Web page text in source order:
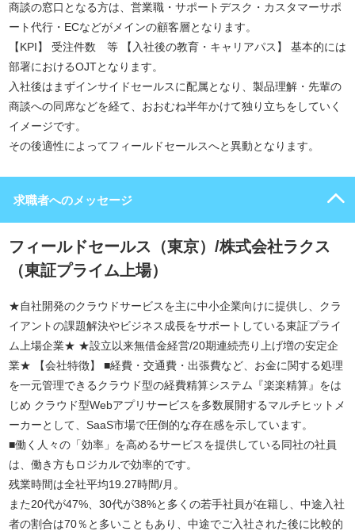
商談の窓口となる方は、営業職・サポートデスク・カスタマーサポ
ート代行・ECなどがメインの顧客層となります。
【KPI】 受注件数 等 【入社後の教育・キャリアパス】 基本的には
部署におけるOJTとなります。
入社後はまずインサイドセールスに配属となり、製品理解・先輩の
商談への同席などを経て、おおむね半年かけて独り立ちをしていく
イメージです。
その後適性によってフィールドセールスへと異動となります。
求職者へのメッセージ
フィールドセールス（東京）/株式会社ラクス
（東証プライム上場）
★自社開発のクラウドサービスを主に中小企業向けに提供し、クラ
イアントの課題解決やビジネス成長をサポートしている東証プライ
ム上場企業★ ★設立以来無借金経営/20期連続売り上げ増の安定企
業★ 【会社特徴】 ■経費・交通費・出張費など、お金に関する処理
を一元管理できるクラウド型の経費精算システム『楽楽精算』をは
じめ クラウド型Webアプリサービスを多数展開するマルチヒットメ
ーカーとして、SaaS市場で圧倒的な存在感を示しています。
■働く人々の「効率」を高めるサービスを提供している同社の社員
は、働き方もロジカルで効率的です。
残業時間は全社平均19.27時間/月。
また20代が47%、30代が38%と多くの若手社員が在籍し、中途入社
者の割合は70％と多いこともあり、中途でご入社された後に比較的